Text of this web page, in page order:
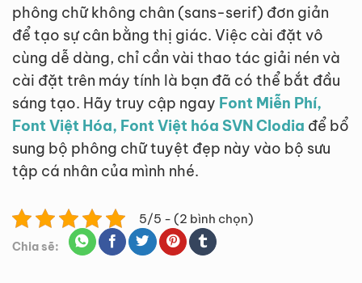
phông chữ không chân (sans-serif) đơn giản
để tạo sự cân bằng thị giác. Việc cài đặt vô
cùng dễ dàng, chỉ cần vài thao tác giải nén và
cài đặt trên máy tính là bạn đã có thể bắt đầu
sáng tạo. Hãy truy cập ngay Font Miễn Phí,
Font Việt Hóa, Font Việt hóa SVN Clodia để bổ
sung bộ phông chữ tuyệt đẹp này vào bộ sưu
tập cá nhân của mình nhé.
5/5 - (2 bình chọn)
Chia sẽ: